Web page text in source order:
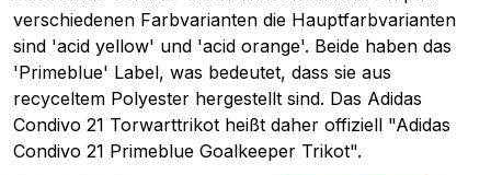
verschiedenen Farbvarianten die Hauptfarbvarianten
sind 'acid yellow' und 'acid orange'. Beide haben das
'Primeblue' Label, was bedeutet, dass sie aus
recyceltem Polyester hergestellt sind. Das Adidas
Condivo 21 Torwarttrikot heißt daher offiziell "Adidas
Condivo 21 Primeblue Goalkeeper Trikot".